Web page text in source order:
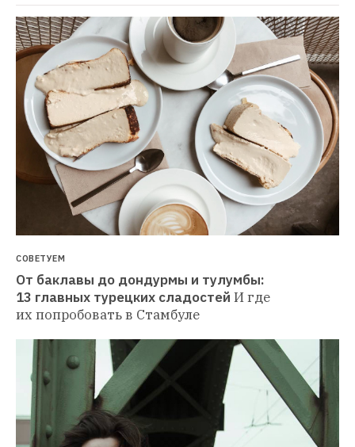
СОВЕТУЕМ
От баклавы до дондурмы и тулумбы:
13 главных турецких сладостей И где
их попробовать в Стамбуле